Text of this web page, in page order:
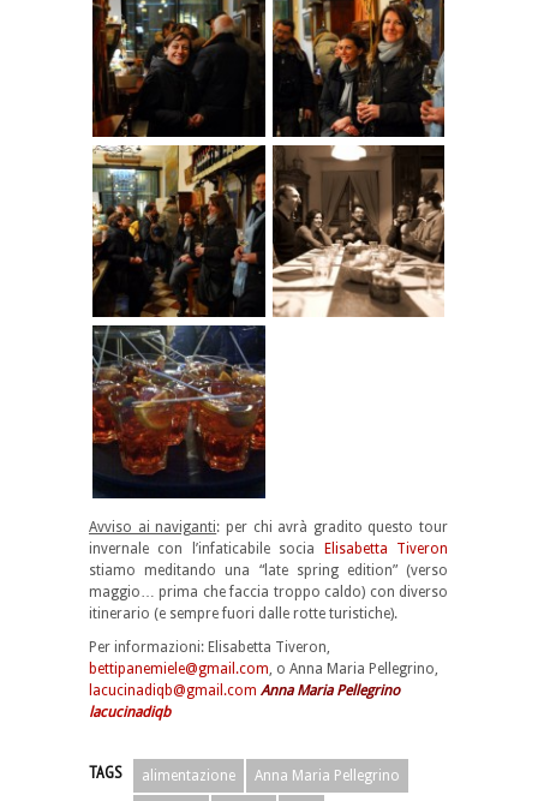
Avviso ai naviganti: per chi avrà gradito questo tour
invernale con l’infaticabile socia Elisabetta Tiveron
stiamo meditando una “late spring edition” (verso
maggio… prima che faccia troppo caldo) con diverso
itinerario (e sempre fuori dalle rotte turistiche).
Per informazioni: Elisabetta Tiveron,
bettipanemiele@gmail.com , o Anna Maria Pellegrino,
lacucinadiqb@gmail.com Anna Maria Pellegrino
lacucinadiqb
TAGS alimentazione Anna Maria Pellegrino